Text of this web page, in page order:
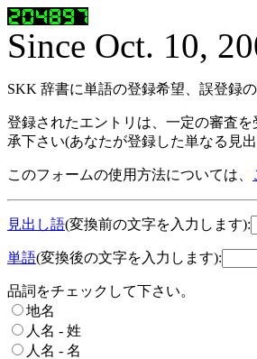
Since Oct. 10,
SKK 辞書に単語の登録希望、誤登録
登録されたエントリは、一定の審査
承下さい(あなたが登録した単なる見
このフォームの使用方法については、
見出し語(変換前の文字を入力します):
単語(変換後の文字を入力します):
品詞をチェックして下さい。
地名
人名 - 姓
人名 - 名